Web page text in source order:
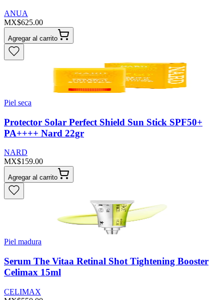
ANUA
MX$625.00
Agregar al carrito
Piel seca
Protector Solar Perfect Shield Sun Stick SPF50+
PA++++ Nard 22gr
NARD
MX$159.00
Agregar al carrito
Piel madura
Serum The Vitaa Retinal Shot Tightening Booster
Celimax 15ml
CELIMAX